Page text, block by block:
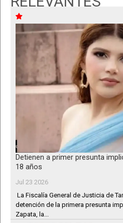
Detienen a primer presunta
18 años
Jul 23 2026
La Fiscalía General de Justicia de
detención de la primera presunta
Zapata, la...